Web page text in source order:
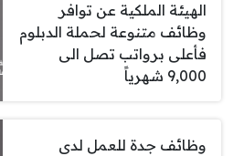
الهيئة الملكية عن توافر
وظائف متنوعة لحملة الدبلوم
فأعلى برواتب تصل الى
9,000 شهرياً
وظائف جدة للعمل لدى